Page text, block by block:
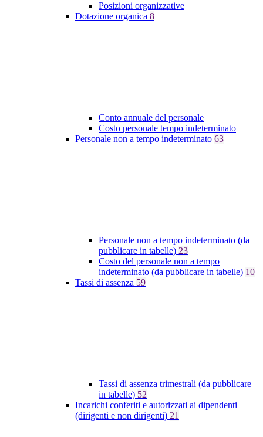
Posizioni organizzative
Dotazione organica 8
Conto annuale del personale
Costo personale tempo indeterminato
Personale non a tempo indeterminato 63
Personale non a tempo indeterminato (da
pubblicare in tabelle) 23
Costo del personale non a tempo
indeterminato (da pubblicare in tabelle) 10
Tassi di assenza 59
Tassi di assenza trimestrali (da pubblicare
in tabelle) 52
Incarichi conferiti e autorizzati ai dipendenti
(dirigenti e non dirigenti) 21